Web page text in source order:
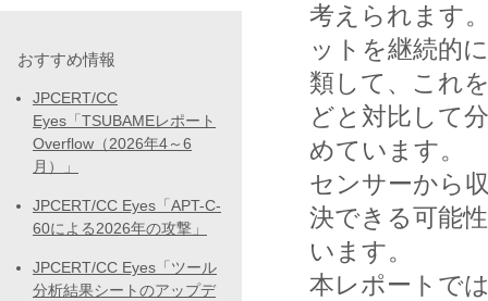
考えられます
ットを継続的
類して、これ
どと対比して
めています。
センサーから
決できる可能
います。
本レポートで
おすすめ情報
JPCERT/CC
Eyes「TSUBAMEレポート
Overflow（2026年4～6
月）」
JPCERT/CC Eyes「APT-C-
60による2026年の攻撃」
JPCERT/CC Eyes「ツール
分析結果シートのアップデ